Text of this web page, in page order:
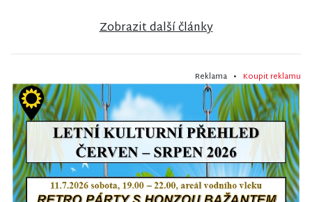
Zobrazit další články
Reklama • Koupit reklamu